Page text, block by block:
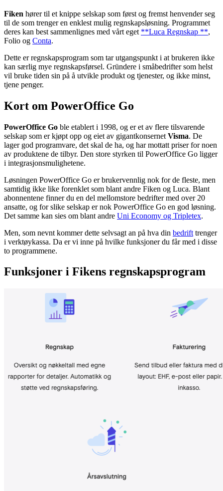
Fiken hører til et knippe selskap som først og fremst henvender seg
til de som trenger en enklest mulig regnskapsløsning. Programmet
deres kan best sammenlignes med vårt eget **Luca Regnskap **,
Folio og Conta.
Dette er regnskapsprogram som tar utgangspunkt i at brukeren ikke
kan særlig mye regnskapsførsel. Gründere i småbedrifter som helst
vil bruke tiden sin på å utvikle produkt og tjenester, og ikke minst,
tjene penger.
Kort om PowerOffice Go
PowerOffice Go ble etablert i 1998, og er et av flere tilsvarende
selskap som er kjøpt opp og eiet av gigantkonsernet Visma. De
lager god programvare, det skal de ha, og har mottatt priser for noen
av produktene de tilbyr. Den store styrken til PowerOffice Go ligger
i integrasjonsmulighetene.
Løsningen PowerOffice Go er brukervennlig nok for de fleste, men
samtidig ikke like forenklet som blant andre Fiken og Luca. Blant
abonnentene finner du en del mellomstore bedrifter med over 20
ansatte, og for slike selskap er nok PowerOffice Go en god løsning.
Det samme kan sies om blant andre Uni Economy og Tripletex.
Men, som nevnt kommer dette selvsagt an på hva din bedrift trenger
i verktøykassa. Da er vi inne på hvilke funksjoner du får med i disse
to programmene.
Funksjoner i Fikens regnskapsprogram